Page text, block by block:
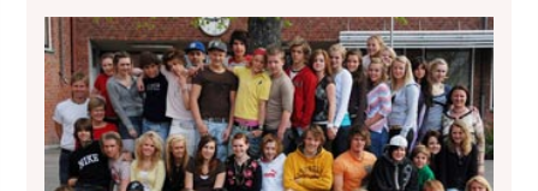
Vanlige spørsmål
Om oss
Kontakt